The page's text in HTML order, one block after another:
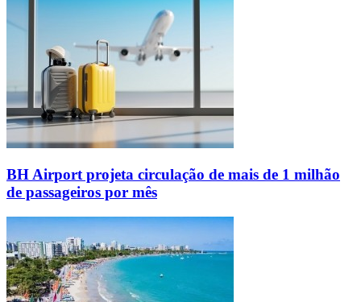
BH Airport projeta circulação de mais de 1 milhão
de passageiros por mês